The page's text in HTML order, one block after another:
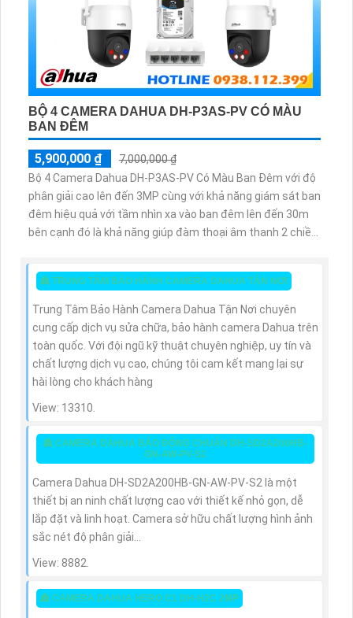
BỘ 4 CAMERA DAHUA DH-P3AS-PV CÓ MÀU
BAN ĐÊM
5,900,000 ₫
7,000,000 ₫
Bộ 4 Camera Dahua DH-P3AS-PV Có Màu Ban Đêm với độ
phân giải cao lên đến 3MP cùng với khả năng giám sát ban
đêm hiệu quả với tầm nhìn xa vào ban đêm lên đến 30m
bên cạnh đó là khả năng giúp đàm thoại âm thanh 2 chiều
👸 TRUNG TÂM BẢO HÀNH CAMERA DAHUA TẬN NƠI
Trung Tâm Bảo Hành Camera Dahua Tận Nơi chuyên
cung cấp dịch vụ sửa chữa, bảo hành camera Dahua trên
toàn quốc. Với đội ngũ kỹ thuật chuyên nghiệp, uy tín và
chất lượng dịch vụ cao, chúng tôi cam kết mang lại sự
hài lòng cho khách hàng
View: 13310.
👸 CAMERA DAHUA BÁO ĐỘNG CHUẨN DH-SD2A200HB-
GN-AW-PV-S2
Camera Dahua DH-SD2A200HB-GN-AW-PV-S2 là một
thiết bị an ninh chất lượng cao với thiết kế nhỏ gọn, dễ
lắp đặt và linh hoạt. Camera sở hữu chất lượng hình ảnh
sắc nét độ phân giải...
View: 8882.
👸 CAMERA DAHUA HERO C1 DH-H2C 2MP